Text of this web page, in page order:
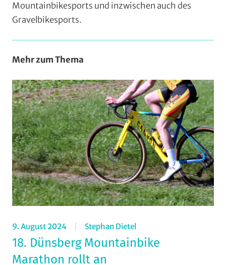
Mountainbikesports und inzwischen auch des
Gravelbikesports.
Mehr zum Thema
9. August 2024 Stephan Dietel
18. Dünsberg Mountainbike
Marathon rollt an